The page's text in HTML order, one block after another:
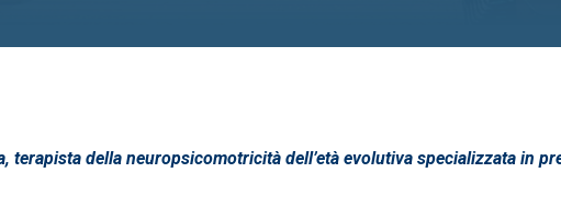
terapista della neuropsicomotricità dell’età evolutiva specializzata in